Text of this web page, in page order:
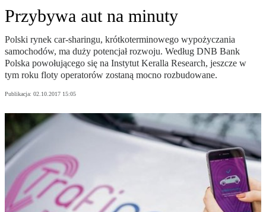
Przybywa aut na minuty
Polski rynek car-sharingu, krótkoterminowego wypożyczania
samochodów, ma duży potencjał rozwoju. Według DNB Bank
Polska powołującego się na Instytut Keralla Research, jeszcze w
tym roku floty operatorów zostaną mocno rozbudowane.
Publikacja: 02.10.2017 15:05